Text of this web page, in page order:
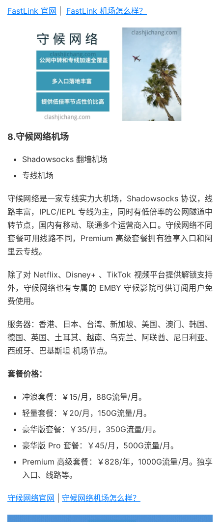
FastLink 官网 FastLink 机场怎么样？
8.守候网络机场
Shadowsocks 翻墙机场
专线机场
守候网络是一家专线实力大机场，Shadowsocks 协议，线
路丰富，IPLC/IEPL 专线为主，同时有低倍率的公网隧道中
转节点，国内有移动、联通多个运营商入口。守候网络不同
套餐可用线路不同，Premium 高级套餐拥有独享入口和阿
里云专线。
除了对 Netflix、Disney+ 、TikTok 视频平台提供解锁支持
外，守候网络也有专属的 EMBY 守候影院可供订阅用户免
费使用。
服务器：香港、日本、台湾、新加坡、美国、澳门、韩国、
德国、英国、土耳其、越南、乌克兰、阿联酋、尼日利亚、
西班牙、巴基斯坦 机场节点。
套餐价格：
冲浪套餐：￥15/月，88G流量/月。
轻量套餐：￥20/月，150G流量/月。
豪华版套餐：￥35/月，350G流量/月。
豪华版 Pro 套餐：￥45/月，500G流量/月。
Premium 高级套餐：￥828/年，1000G流量/月。独享
入口、线路等。
守候网络官网 守候网络机场怎么样？